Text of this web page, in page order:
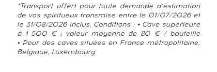
*Transport offert pour toute demande d’estimation
de vos spiritueux transmise entre le 01/07/2026 et
le 31/08/2026 inclus. Conditions : • Cave supérieure
à 1 500 € : valeur moyenne de 80 € / bouteille
• Pour des caves situées en France métropolitaine,
Belgique, Luxembourg